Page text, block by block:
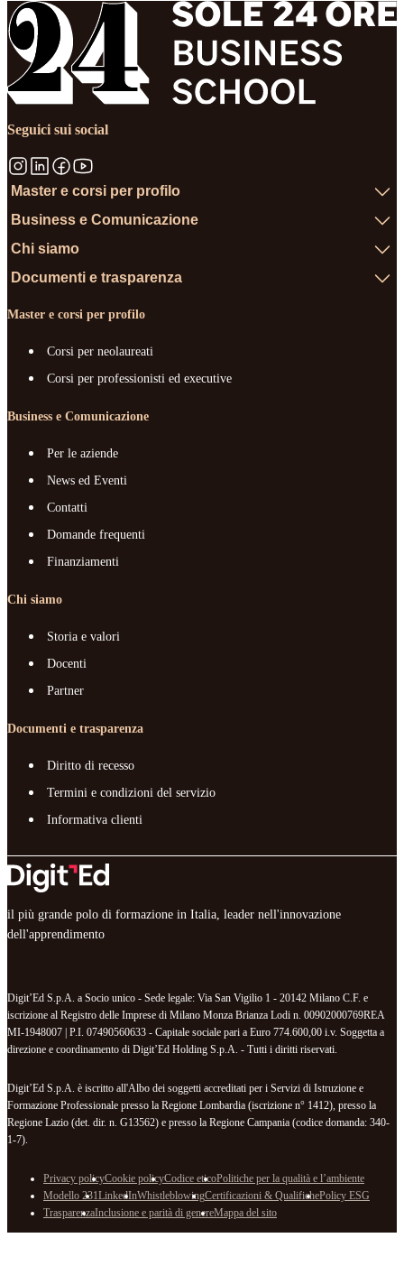
Seguici sui social
Master e corsi per profilo
Business e Comunicazione
Chi siamo
Documenti e trasparenza
Master e corsi per profilo
Corsi per neolaureati
Corsi per professionisti ed executive
Business e Comunicazione
Per le aziende
News ed Eventi
Contatti
Domande frequenti
Finanziamenti
Chi siamo
Storia e valori
Docenti
Partner
Documenti e trasparenza
Diritto di recesso
Termini e condizioni del servizio
Informativa clienti
il più grande polo di formazione in Italia, leader nell'innovazione
dell'apprendimento
Digit’Ed S.p.A. a Socio unico - Sede legale: Via San Vigilio 1 - 20142 Milano C.F. e
iscrizione al Registro delle Imprese di Milano Monza Brianza Lodi n. 00902000769REA
MI-1948007 | P.I. 07490560633 - Capitale sociale pari a Euro 774.600,00 i.v. Soggetta a
direzione e coordinamento di Digit’Ed Holding S.p.A. - Tutti i diritti riservati.
Digit’Ed S.p.A. è iscritto all'Albo dei soggetti accreditati per i Servizi di Istruzione e
Formazione Professionale presso la Regione Lombardia (iscrizione n° 1412), presso la
Regione Lazio (det. dir. n. G13562) e presso la Regione Campania (codice domanda: 340-
1-7).
Privacy policyCookie policyCodice eticoPolitiche per la qualità e l’ambiente
Modello 231LinkedInWhistleblowingCertificazioni & QualifichePolicy ESG
TrasparenzaInclusione e parità di genereMappa del sito